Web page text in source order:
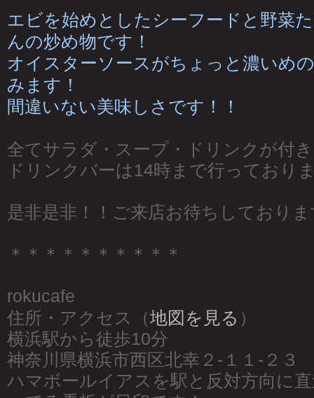
エビを始めとしたシーフードと野菜
んの炒め物です！
オイスターソースがちょっと濃いめ
みます！
間違いない美味しさです！！
全てサラダ・スープ・ドリンクが付
ドリンクバーは14時まで行っており
是非是非！！ご来店お待ちしており
＊＊＊＊＊＊＊＊＊＊
rokucafe
住所・アクセス（地図を見る ）
横浜駅から徒歩10分
神奈川県横浜市西区北幸２-１１-２３
ハマボールイアスを駅と反対方向に